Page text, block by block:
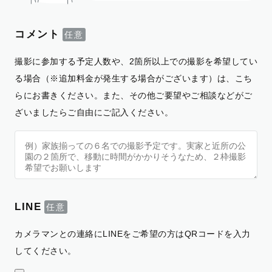
コメント
撮影に参加する予定人数や、2箇所以上での撮影を希望してい
る場合（※追加料金が発生する場合がございます）は、こち
らにお書きください。また、その他ご要望やご相談などがご
ざいましたらご自由にご記入ください。
LINE
カメラマンとの連絡にLINEをご希望の方はQRコードを入力
してください。